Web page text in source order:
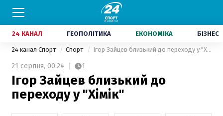
24 КАНАЛ ГЕОПОЛІТИКА ЕКОНОМІКА БІЗНЕС
24 канал Спорт Спорт Ігор Зайцев близький до переходу у "Хімік"
21 серпня, 00:24 1
Ігор Зайцев близький до
переходу у "Хімік"